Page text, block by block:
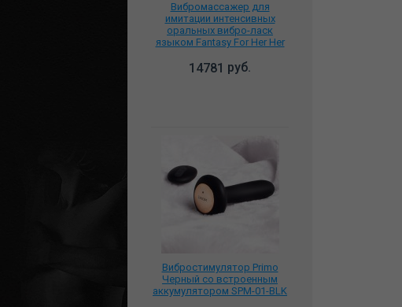
Вибромассажер для
имитации интенсивных
оральных вибро-ласк
языком Fantasy For Her Her
12 PD
14781 руб.
Вибростимулятор Primo
Черный со встроенным
аккумулятором SPM-01-BLK